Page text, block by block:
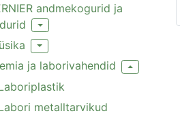
andmekogurid ja
Toggle Dropdown
Toggle Dropdown
ja laborivahendid Toggle
metalltarvikud